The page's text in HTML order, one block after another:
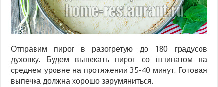
Отправим пирог в разогретую до 180 градусов
духовку. Будем выпекать пирог со шпинатом на
среднем уровне на протяжении 35-40 минут. Готовая
выпечка должна хорошо зарумяниться.